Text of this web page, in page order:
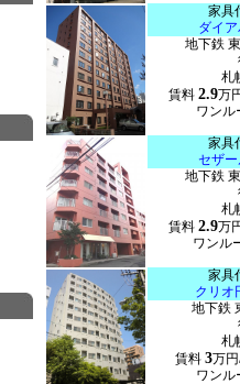
家具
ダイ
地下鉄
札
賃料 2.9万
ワンル
家具
セザ
地下鉄
札
賃料 2.9万
ワンル
家具
クリオ
地下鉄
札
賃料 3万
ワンル